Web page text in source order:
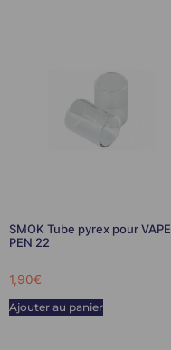
SMOK Tube pyrex pour VAPE
PEN 22
1,90€
Ajouter au panier